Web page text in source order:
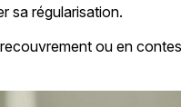
sa régularisation.
ou en